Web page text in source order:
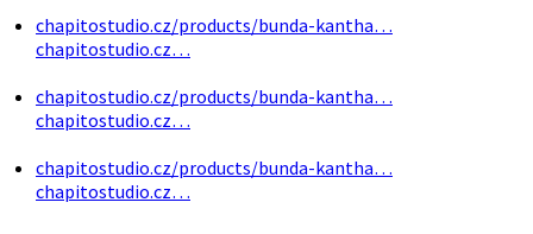
chapitostudio.cz/products/bunda-kantha…
chapitostudio.cz…
chapitostudio.cz/products/bunda-kantha…
chapitostudio.cz…
chapitostudio.cz/products/bunda-kantha…
chapitostudio.cz…